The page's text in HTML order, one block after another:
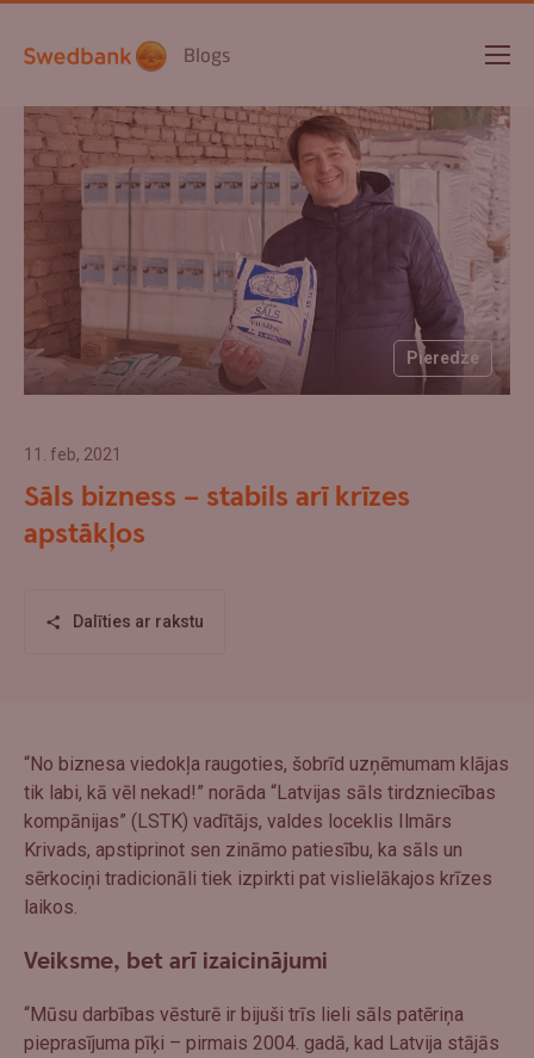
Blogs
Pieredze
11. feb, 2021
Sāls bizness – stabils arī krīzes
apstākļos
Dalīties ar rakstu
“No biznesa viedokļa raugoties, šobrīd uzņēmumam klājas
tik labi, kā vēl nekad!” norāda “Latvijas sāls tirdzniecības
kompānijas” (LSTK) vadītājs, valdes loceklis Ilmārs
Krivads, apstiprinot sen zināmo patiesību, ka sāls un
sērkociņi tradicionāli tiek izpirkti pat vislielākajos krīzes
laikos.
Veiksme, bet arī izaicinājumi
“Mūsu darbības vēsturē ir bijuši trīs lieli sāls patēriņa
pieprasījuma pīķi – pirmais 2004. gadā, kad Latvija stājās